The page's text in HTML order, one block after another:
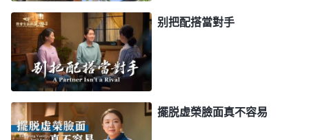
一天靈修時，我看到一段神的話情形有些好轉。
全能神説：「人信神不管存在什麽問題，無論是追求
地位、名利、錢財還是滿足個人的野心欲望，總之所
有的問題都得靠追求真理來解决。盡什麽本分都繞不
開真理，解决什麽問題都離不開真理，信神一旦離開
别把配搭當對手
擺脱虚榮臉面真不容易